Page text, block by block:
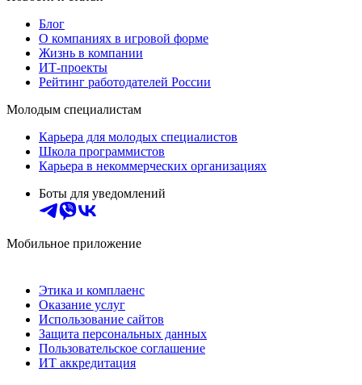
Блог
О компаниях в игровой форме
Жизнь в компании
ИТ-проекты
Рейтинг работодателей России
Молодым специалистам
Карьера для молодых специалистов
Школа программистов
Карьера в некоммерческих организациях
Боты для уведомлений
Мобильное приложение
Этика и комплаенс
Оказание услуг
Использование сайтов
Защита персональных данных
Пользовательское соглашение
ИТ аккредитация